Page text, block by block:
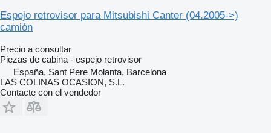
Espejo retrovisor para Mitsubishi Canter (04.2005->)
camión
Precio a consultar
Piezas de cabina - espejo retrovisor
España, Sant Pere Molanta, Barcelona
LAS COLINAS OCASION, S.L.
Contacte con el vendedor